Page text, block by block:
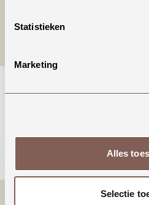
Statistieken
Marketing
Alles
Selectie
€ 24,99
BEKIJKEN